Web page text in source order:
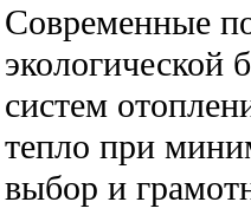
Современные
экологической
систем
тепло при
выбор и